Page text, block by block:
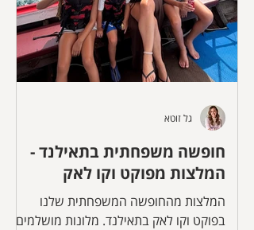
חופשה משפחתית בתאילנד -
המלצות מפוקט וקו לאק
המלצות מהחופשה המשפחתית שלנו
בפוקט וקו לאק בתאילנד. מלונות מושלמים,
גל זוטא